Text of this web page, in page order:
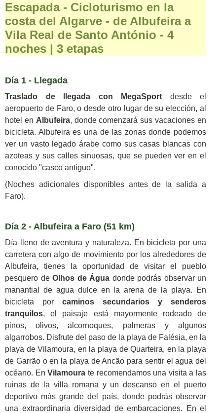
Escapada - Cicloturismo en la
costa del Algarve - de Albufeira a
Vila Real de Santo António - 4
noches | 3 etapas
Día 1 - Llegada
Traslado de llegada con MegaSport desde el
aeropuerto de Faro, o desde otro lugar de su elección, al
hotel en Albufeira, donde comenzará sus vacaciones en
bicicleta. Albufeira es una de las zonas donde podemos
ver un vasto legado árabe como sus casas blancas con
azoteas y sus calles sinuosas, que se pueden ver en el
conocido "casco antiguo".
(Noches adicionales disponibles antes de la salida a
Faro).
Día 2 - Albufeira a Faro (51 km)
Día lleno de aventura y naturaleza. En bicicleta por una
carretera con algo de movimiento por los alrededores de
Albufeira, tienes la oportunidad de visitar el pueblo
pesquero de Olhos de Água donde podrás observar un
manantial de agua dulce en la arena de la playa. En
bicicleta por caminos secundarios y senderos
tranquilos, el paisaje está mayormente rodeado de
pinos, olivos, alcornoques, palmeras y algunos
algarrobos. Disfrute del paso de la playa de Falésia, en la
playa de Vilamoura, en la playa de Quarteira, en la playa
de Garrão o en la playa de Ancão para sentir el agua del
océano. EnVilamoura te recomendamos una visita a las
ruinas de la villa romana y un descanso en el puerto
deportivo más grande del país, donde podrás observar
una extraordinaria diversidad de embarcaciones. En el